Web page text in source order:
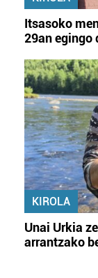
Itsasoko
29an egingo
KIROLA
Unai Urkia
arrantzako